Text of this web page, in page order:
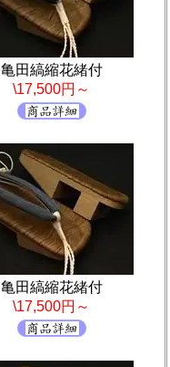
亀田縞縮花緒付
\17,500円～
亀田縞縮花緒付
\17,500円～